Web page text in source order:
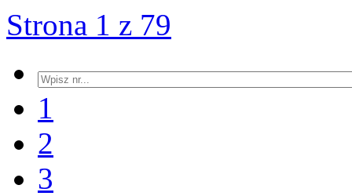
Strona 1 z 79
1
2
3